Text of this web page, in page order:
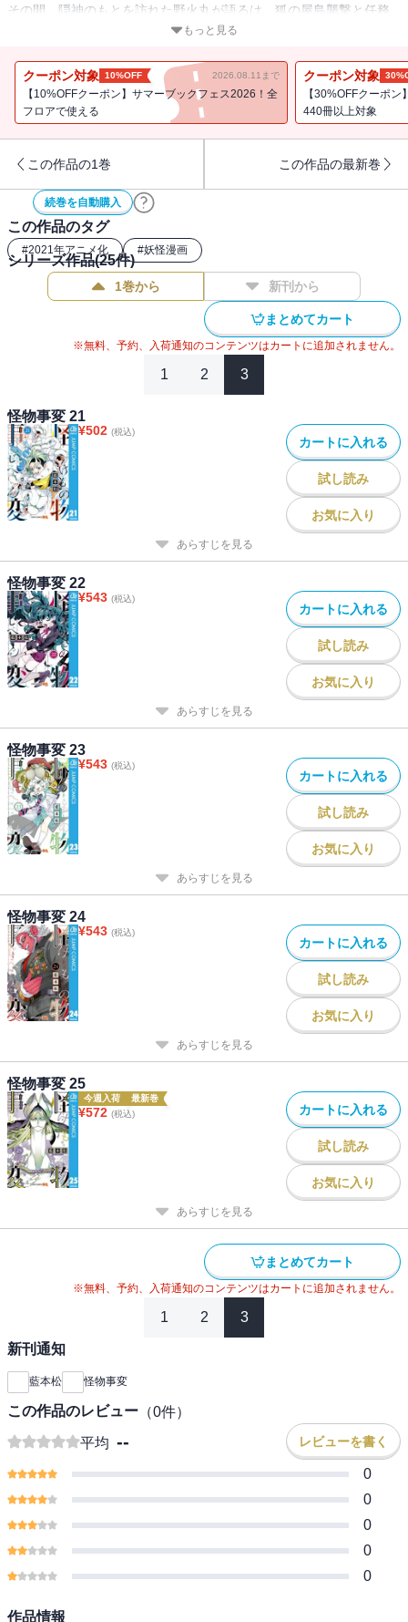
その間、隠神のもとを訪れた野火丸が語るは、狐の屋島襲撃と任務
阻止の協力でございました。しかし、知らせよりも早く予期せぬ不
もっと見る
クーポン対象 10%OFF 2026.08.11まで
【10%OFFクーポン】サマーブックフェス2026！全
フロアで使える
クーポン対象
【30%OFFクーポ
440冊以上対象
この作品の1巻 この作品の最新巻
続巻を自動購入
この作品のタグ
#2021年アニメ化 #妖怪漫画
シリーズ作品(25件)
1巻から 新刊から
まとめてカート
※無料、予約、入荷通知のコンテンツはカートに追加されません。
1 2 3
怪物事変 21
¥502 (税込)
カートに入れる
試し読み
お気に入り
あらすじを見る
怪物事変 22
¥543 (税込)
カートに入れる
試し読み
お気に入り
あらすじを見る
怪物事変 23
¥543 (税込)
カートに入れる
試し読み
お気に入り
あらすじを見る
怪物事変 24
¥543 (税込)
カートに入れる
試し読み
お気に入り
あらすじを見る
怪物事変 25
今週入荷 最新巻
¥572 (税込) カートに入れる
試し読み
お気に入り
あらすじを見る
まとめてカート
※無料、予約、入荷通知のコンテンツはカートに追加されません。
1 2 3
新刊通知
藍本松 怪物事変
この作品のレビュー （0件）
平均 -- レビューを書く
0
0
0
0
0
作品情報